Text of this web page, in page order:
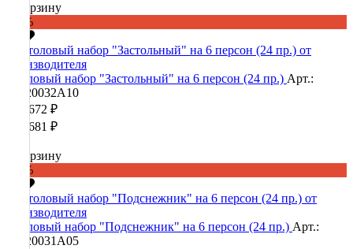
В корзину
-60%
Столовый набор "Застольный" на 6 персон (24 пр.) Арт.:
90020032А10
396 672 ₽
991 681 ₽
В корзину
-60%
Столовый набор "Подснежник" на 6 персон (24 пр.) Арт.:
90020031А05